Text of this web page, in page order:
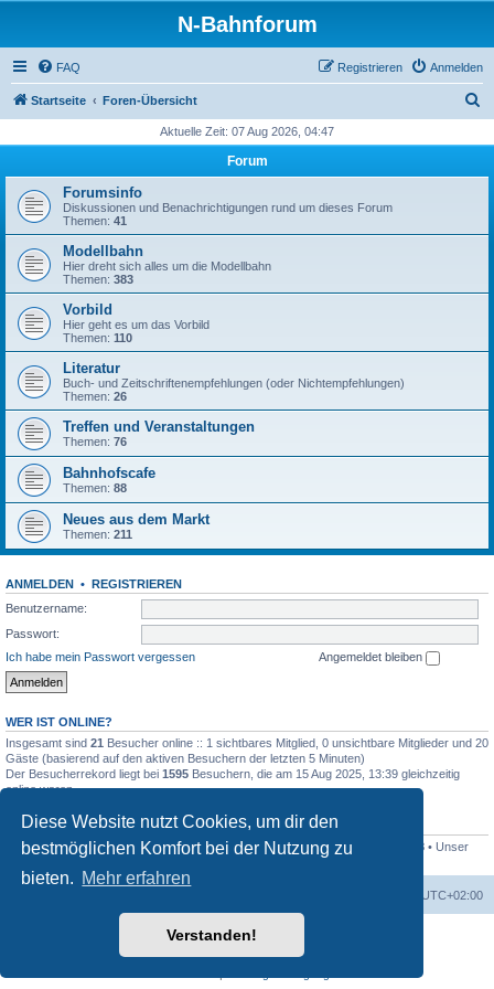
Diese Website nutzt Cookies, um dir den
bestmöglichen Komfort bei der Nutzung zu
bieten. Mehr erfahren
Verstanden!
N-Bahnforum
FAQ Anmelden
Registrieren
Startseite Foren-Übersicht
h
Aktuelle Zeit: 07 Aug 2026, 04:47
Forum
Forumsinfo
Diskussionen und Benachrichtigungen rund um dieses Forum
Themen: 41
Modellbahn
Hier dreht sich alles um die Modellbahn
Themen: 383
Vorbild
Hier geht es um das Vorbild
Themen: 110
Literatur
Buch- und Zeitschriftenempfehlungen (oder Nichtempfehlungen)
Themen: 26
Treffen und Veranstaltungen
Themen: 76
Bahnhofscafe
Themen: 88
Neues aus dem Markt
Themen: 211
ANMELDEN • REGISTRIEREN
Benutzername:
Passwort:
Ich habe mein Passwort vergessen
Angemeldet bleiben
WER IST ONLINE?
Insgesamt sind 21 Besucher online :: 1 sichtbares Mitglied, 0 unsichtbare Mitglieder und 20
Gäste (basierend auf den aktiven Besuchern der letzten 5 Minuten)
Der Besucherrekord liegt bei 1595 Besuchern, die am 15 Aug 2025, 13:39 gleichzeitig
online waren.
STATISTIK
Beiträge insgesamt16955• Themen insgesamt 953 • Mitglieder insgesamt 128 • Unser
neuestes Mitglied:
UTC+02:00
Powered byphpBB® Forum Software © phpBB Limited
phpBB.de